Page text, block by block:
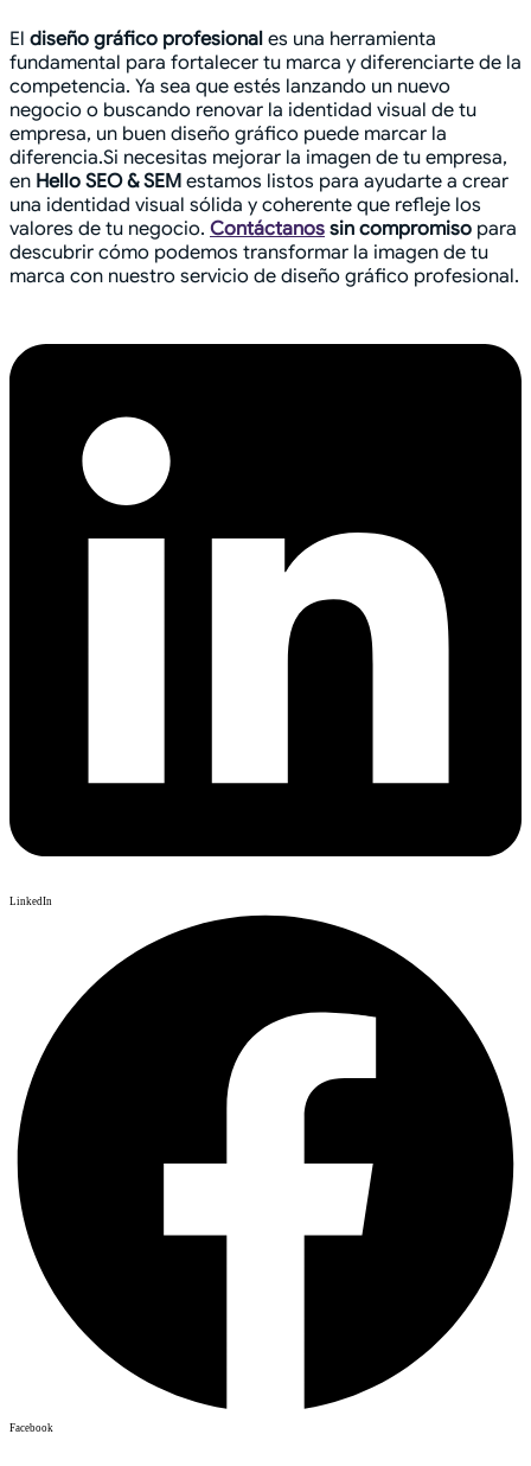
El diseño gráfico profesional es una herramienta
fundamental para fortalecer tu marca y diferenciarte de la
competencia. Ya sea que estés lanzando un nuevo
negocio o buscando renovar la identidad visual de tu
empresa, un buen diseño gráfico puede marcar la
diferencia.Si necesitas mejorar la imagen de tu empresa,
en Hello SEO & SEM estamos listos para ayudarte a crear
una identidad visual sólida y coherente que refleje los
valores de tu negocio. Contáctanos sin compromiso para
descubrir cómo podemos transformar la imagen de tu
marca con nuestro servicio de diseño gráfico profesional.
LinkedIn
Facebook